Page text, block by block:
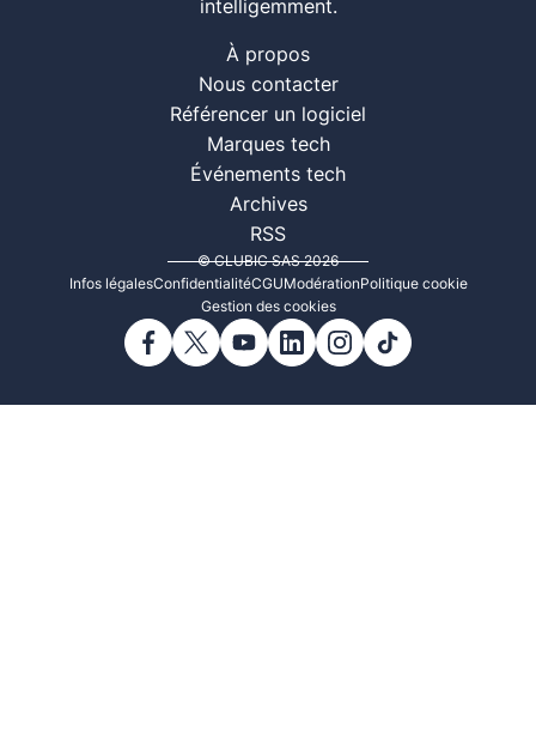
intelligemment.
À propos
Nous contacter
Référencer un logiciel
Marques tech
Événements tech
Archives
RSS
© CLUBIC SAS 2026
Infos légalesConfidentialitéCGUModérationPolitique cookie
Gestion des cookies